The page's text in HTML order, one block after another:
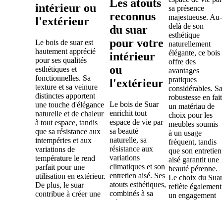
intérieur ou
l'extérieur
Le bois de suar est
hautement apprécié
pour ses qualités
esthétiques et
fonctionnelles. Sa
texture et sa veinure
distinctes apportent
une touche d'élégance
naturelle et de chaleur
à tout espace, tandis
que sa résistance aux
intempéries et aux
variations de
température le rend
parfait pour une
utilisation en extérieur.
De plus, le suar
contribue à créer une
Les atouts
reconnus
du suar
pour votre
intérieur
ou
l'extérieur
Le bois de Suar
enrichit tout
espace de vie par
sa beauté
naturelle, sa
résistance aux
variations
climatiques et son
entretien aisé. Ses
atouts esthétiques,
combinés à sa
sa présence
majestueuse. Au-
delà de son
esthétique
naturellement
élégante, ce bois
offre des
avantages
pratiques
considérables. Sa
robustesse en fait
un matériau de
choix pour les
meubles soumis
à un usage
fréquent, tandis
que son entretien
aisé garantit une
beauté pérenne.
Le choix du Suar
reflète également
un engagement